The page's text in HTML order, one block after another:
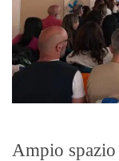
Ampio spazio